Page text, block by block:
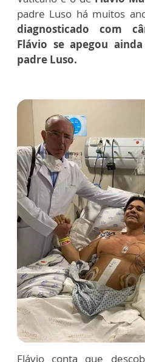
padre Luso há muitos
diagnosticado com
Flávio se apegou
padre Luso.
Flávio conta que